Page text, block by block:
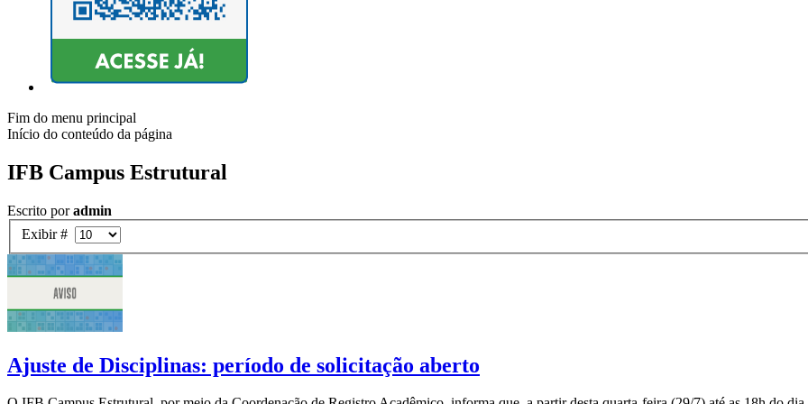
Fim do menu principal
Início do conteúdo da página
IFB Campus Estrutural
Escrito poradmin
Exibir #
Ajuste de Disciplinas: período de solicitação aberto